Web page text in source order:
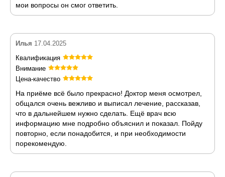
мои вопросы он смог ответить.
Илья 17.04.2025
Квалификация
Внимание
Цена-качество
На приёме всё было прекрасно! Доктор меня осмотрел,
общался очень вежливо и выписал лечение, рассказав,
что в дальнейшем нужно сделать. Ещё врач всю
информацию мне подробно объяснил и показал. Пойду
повторно, если понадобится, и при необходимости
порекомендую.